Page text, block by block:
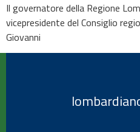
Il governatore della Regione
vicepresidente del Consiglio
Giovanni